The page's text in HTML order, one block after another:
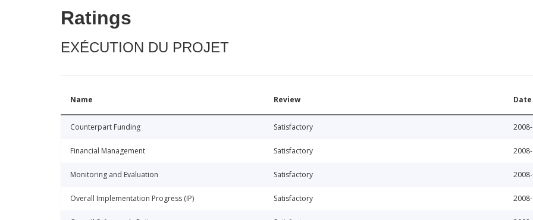
Ratings
EXÉCUTION DU PROJET
Name Review Date
Counterpart Funding Satisfactory
Financial Management Satisfactory
Monitoring and Evaluation Satisfactory
Overall Implementation Progress (IP) Satisfactory